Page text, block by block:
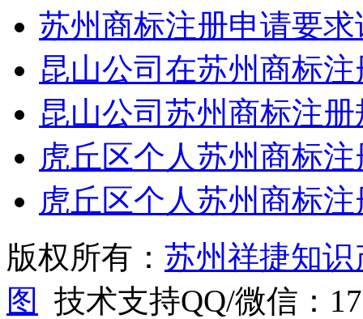
苏州商标注册申请要求
昆山公司在苏州商标
昆山公司苏州商标注
虎丘区个人苏州商标
虎丘区个人苏州商标
版权所有： 苏州祥捷知
图
技术支持QQ/微信：